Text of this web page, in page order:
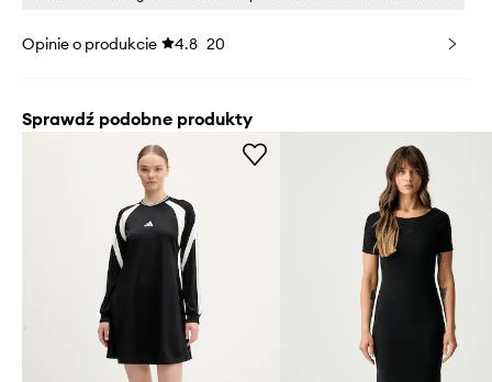
Opinie o produkcie 4.8 20
Sprawdź podobne produkty